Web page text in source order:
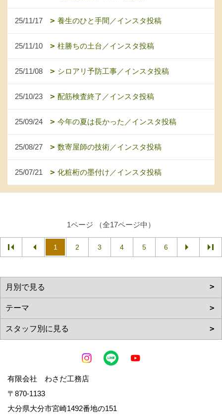
25/11/17 養生のひと手間／インスタ投稿
25/11/10 柱勝ちの土台／インスタ投稿
25/11/08 シロアリ予防工事／インスタ投稿
25/10/23 配筋検査終了／インスタ投稿
25/09/24 今年の夏は長かった／インスタ投稿
25/08/27 数寄屋師の技術／インスタ投稿
25/07/21 化粧桁の墨付け／インスタ投稿
1ページ （全17ページ中）
1 2 3 4 5 6
有限会社 わさだ工務店
〒870-1133
大分県大分市宮崎1492番地の151